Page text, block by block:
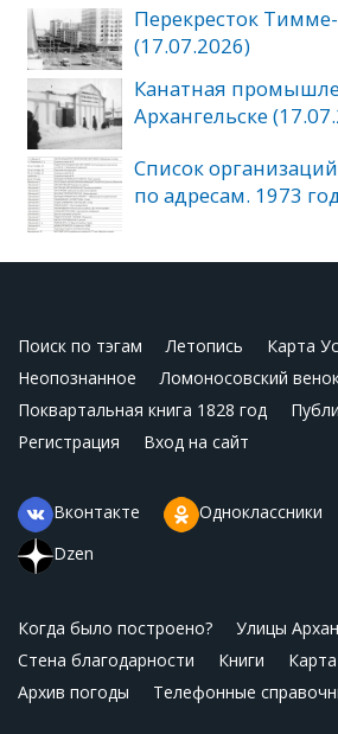
Перекресток
(17.07.2026)
Канатная
Архангельске
Список
по адресам. 1973
Поиск по тэгам Летопись
Карта
Неопознанное
Ломоносовский
Поквартальная книга 1828 год
Регистрация
Вход на сайт
Вконтакте Одноклассники
Dzen
Когда было построено?
Улицы
Стена благодарности
Книги
Архив погоды
Телефонные